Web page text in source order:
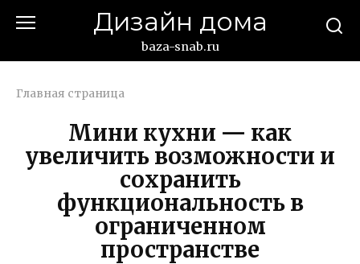
Дизайн дома
baza-snab.ru
Главная страница
Мини кухни — как
увеличить возможности и
сохранить
функциональность в
ограниченном
пространстве